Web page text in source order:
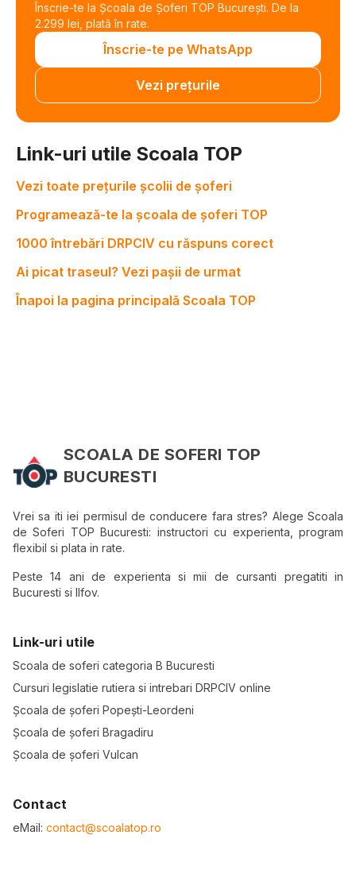
Înscrie-te la Școala de Șoferi TOP București. De la
2.299 lei, plată în rate.
Înscrie-te pe WhatsApp
Vezi prețurile
Link-uri utile Scoala TOP
Vezi toate prețurile școlii de șoferi
Programează-te la școala de șoferi TOP
1000 întrebări DRPCIV cu răspuns corect
Ai picat traseul? Vezi pașii de urmat
Înapoi la pagina principală Scoala TOP
SCOALA DE SOFERI TOP
BUCURESTI
Vrei sa iti iei permisul de conducere fara stres? Alege Scoala
de Soferi TOP Bucuresti: instructori cu experienta, program
flexibil si plata in rate.
Peste 14 ani de experienta si mii de cursanti pregatiti in
Bucuresti si Ilfov.
Link-uri utile
Scoala de soferi categoria B Bucuresti
Cursuri legislatie rutiera si intrebari DRPCIV online
Școala de șoferi Popești-Leordeni
Școala de șoferi Bragadiru
Școala de șoferi Vulcan
Contact
eMail: contact@scoalatop.ro